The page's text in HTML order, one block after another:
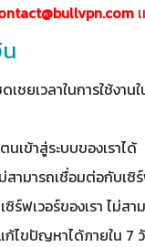
ดเชยเวลาในการใช้
เข้าสู่ระบบของเราได้
สามารถเชื่อมต่อกับเซิ
ร์ฟเวอร์ของเรา ไม่ส
ก้ไขปัญหาได้ภายใน